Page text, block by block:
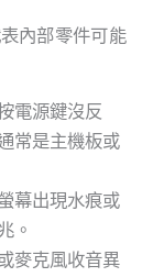
內部零件可能
電源鍵沒反
常是主機板或
幕出現水痕或
。
麥克風收音異